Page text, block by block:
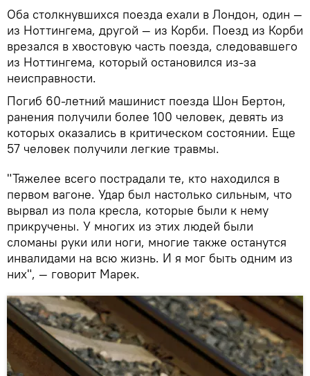
Оба столкнувшихся поезда ехали в Лондон, один —
из Ноттингема, другой — из Корби. Поезд из Корби
врезался в хвостовую часть поезда, следовавшего
из Ноттингема, который остановился из-за
неисправности.
Погиб 60-летний машинист поезда Шон Бертон,
ранения получили более 100 человек, девять из
которых оказались в критическом состоянии. Еще
57 человек получили легкие травмы.
"Тяжелее всего пострадали те, кто находился в
первом вагоне. Удар был настолько сильным, что
вырвал из пола кресла, которые были к нему
прикручены. У многих из этих людей были
сломаны руки или ноги, многие также останутся
инвалидами на всю жизнь. И я мог быть одним из
них", — говорит Марек.